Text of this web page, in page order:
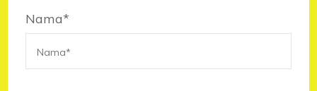
Nama*